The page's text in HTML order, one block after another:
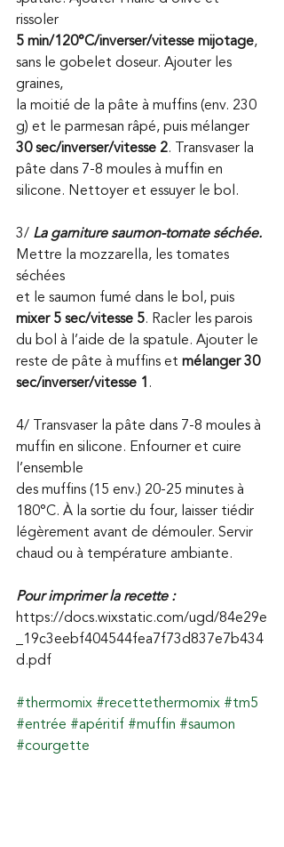
rissoler
5 min/120°C/inverser/vitesse mijotage,
sans le gobelet doseur. Ajouter les
graines,
la moitié de la pâte à muffins (env. 230
g) et le parmesan râpé, puis mélanger
30 sec/inverser/vitesse 2. Transvaser la
pâte dans 7-8 moules à muffin en
silicone. Nettoyer et essuyer le bol.
3/ La garniture saumon-tomate séchée.
Mettre la mozzarella, les tomates
séchées
et le saumon fumé dans le bol, puis
mixer 5 sec/vitesse 5. Racler les parois
du bol à l’aide de la spatule. Ajouter le
reste de pâte à muffins et mélanger 30
sec/inverser/vitesse 1 .
4/ Transvaser la pâte dans 7-8 moules à
muffin en silicone. Enfourner et cuire
l’ensemble
des muffins (15 env.) 20-25 minutes à
180°C. À la sortie du four, laisser tiédir
légèrement avant de démouler. Servir
chaud ou à température ambiante.
Pour imprimer la recette :
https://docs.wixstatic.com/ugd/84e29e
_19c3eebf404544fea7f73d837e7b434
d.pdf
#thermomix #recettethermomix #tm5
#entrée #apéritif #muffin #saumon
#courgette